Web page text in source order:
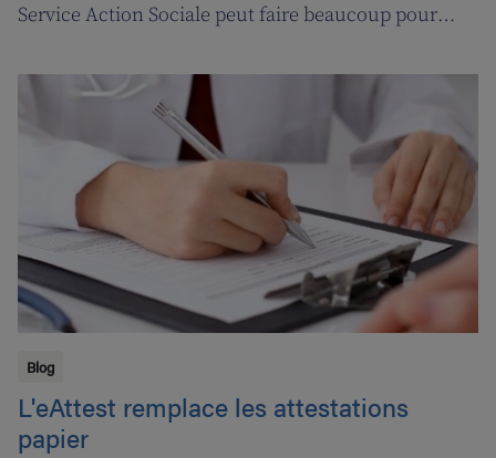
Service Action Sociale peut faire beaucoup pour
qu'elle établit un plan de soins pour Jossé et
Maurice.
Blog
L'eAttest remplace les attestations
papier